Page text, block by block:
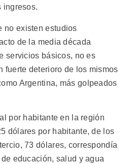
ingresos.
no existen estudios
de la media década
servicios básicos, no es
fuerte deterioro de los mismos
Argentina, más golpeados
por habitante en la región
dólares por habitante, de los
73 dólares, correspondía
educación, salud y agua